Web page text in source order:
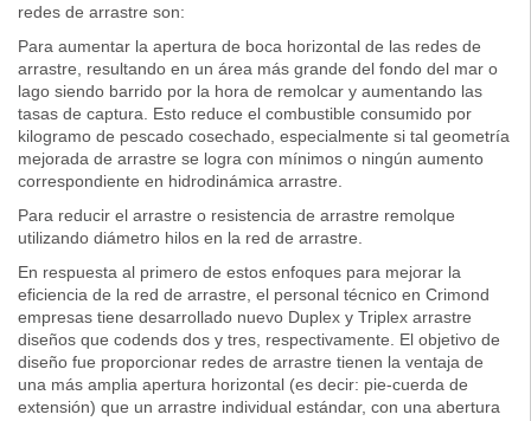
redes de arrastre son:
Para aumentar la apertura de boca horizontal de las redes de
arrastre, resultando en un área más grande del fondo del mar o
lago siendo barrido por la hora de remolcar y aumentando las
tasas de captura. Esto reduce el combustible consumido por
kilogramo de pescado cosechado, especialmente si tal geometría
mejorada de arrastre se logra con mínimos o ningún aumento
correspondiente en hidrodinámica arrastre.
Para reducir el arrastre o resistencia de arrastre remolque
utilizando diámetro hilos en la red de arrastre.
En respuesta al primero de estos enfoques para mejorar la
eficiencia de la red de arrastre, el personal técnico en Crimond
empresas tiene desarrollado nuevo Duplex y Triplex arrastre
diseños que codends dos y tres, respectivamente. El objetivo de
diseño fue proporcionar redes de arrastre tienen la ventaja de
una más amplia apertura horizontal (es decir: pie-cuerda de
extensión) que un arrastre individual estándar, con una abertura